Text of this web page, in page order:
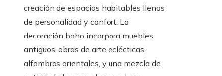
creación de espacios habitables llenos
de personalidad y confort. La
decoración boho incorpora muebles
antiguos, obras de arte eclécticas,
alfombras orientales, y una mezcla de